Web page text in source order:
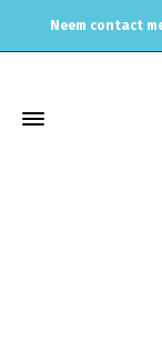
Neem contact